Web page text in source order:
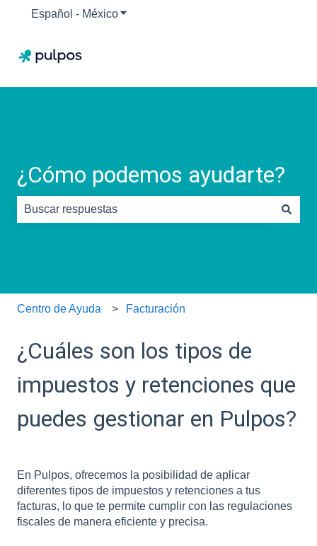
Español - MéxicoTraducciones de Mostrar submenú para
¿Cómo podemos ayudarte?
Centro de Ayuda Facturación
¿Cuáles son los tipos de
impuestos y retenciones que
puedes gestionar en Pulpos?
En Pulpos, ofrecemos la posibilidad de aplicar
diferentes tipos de impuestos y retenciones a tus
facturas, lo que te permite cumplir con las regulaciones
fiscales de manera eficiente y precisa.